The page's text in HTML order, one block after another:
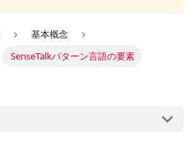
基本概念
SenseTalkパターン言語の要素